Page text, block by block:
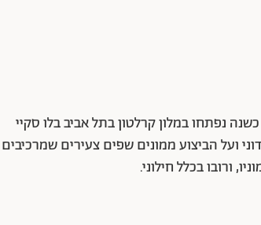
נפתחו במלון קרלטון בתל אביב בלו סקיי
ועל הביצוע ממונים שפים צעירים שמרכיבים
ורובו בכלל חילוני.